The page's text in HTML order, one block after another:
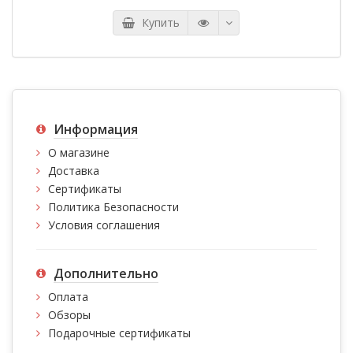
сообщите нам по адресу:kupi.kg@mail.ru
0775 97 16 49, 0700 97 16 49
Купить
Информация
О магазине
Доставка
Сертификаты
Политика Безопасности
Условия соглашения
Дополнительно
Оплата
Обзоры
Подарочные сертификаты